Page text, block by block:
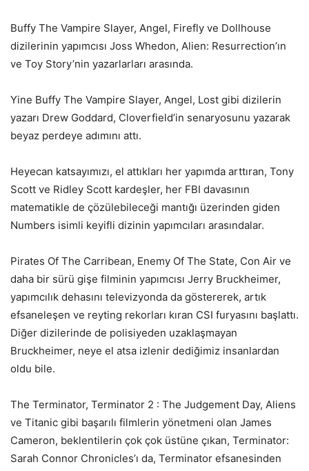
Buffy The Vampire Slayer, Angel, Firefly ve Dollhouse
dizilerinin yapımcısı Joss Whedon, Alien: Resurrection’ın
ve Toy Story’nin yazarlarları arasında.
Yine Buffy The Vampire Slayer, Angel, Lost gibi dizilerin
yazarı Drew Goddard, Cloverfield’in senaryosunu yazarak
beyaz perdeye adımını attı.
Heyecan katsayımızı, el attıkları her yapımda arttıran, Tony
Scott ve Ridley Scott kardeşler, her FBI davasının
matematikle de çözülebileceği mantığı üzerinden giden
Numbers isimli keyifli dizinin yapımcıları arasındalar.
Pirates Of The Carribean, Enemy Of The State, Con Air ve
daha bir sürü gişe filminin yapımcısı Jerry Bruckheimer,
yapımcılık dehasını televizyonda da göstererek, artık
efsaneleşen ve reyting rekorları kıran CSI furyasını başlattı.
Diğer dizilerinde de polisiyeden uzaklaşmayan
Bruckheimer, neye el atsa izlenir dediğimiz insanlardan
oldu bile.
The Terminator, Terminator 2 : The Judgement Day, Aliens
ve Titanic gibi başarılı filmlerin yönetmeni olan James
Cameron, beklentilerin çok çok üstüne çıkan, Terminator:
Sarah Connor Chronicles’ı da, Terminator efsanesinden